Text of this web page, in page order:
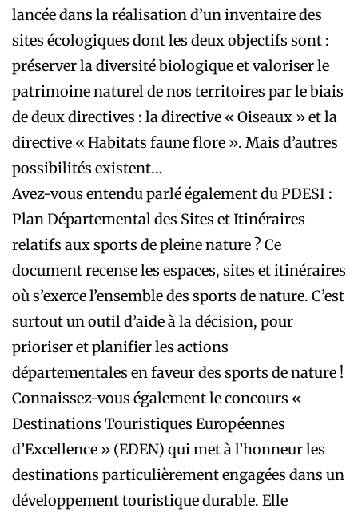
lancée dans la réalisation d’un inventaire des
sites écologiques dont les deux objectifs sont :
préserver la diversité ­biologique et valoriser le
patrimoine naturel de nos territoires par le biais
de deux directives : la directive « Oiseaux » et la
directive « Habitats faune flore ». Mais ­d’autres
possibilités existent…
Avez-vous entendu parlé également du PDESI :
Plan Départemental des Sites et ­Itinéraires
relatifs aux sports de pleine ­nature ? Ce
document recense les espaces, sites et itinéraires
où s’exerce l’ensemble des sports de nature. C’est
surtout un outil d’aide à la décision, pour
prioriser et planifier les actions
départementales en faveur des sports de nature !
Connaissez-vous également le concours «
Destinations Touristiques Européennes
d’Excellence » (EDEN) qui met à l’honneur les
destinations particulièrement engagées dans un
développement touristique durable. Elle